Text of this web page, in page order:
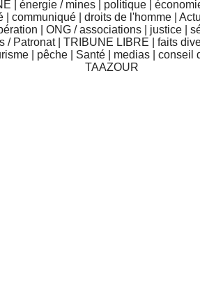
institutions relevant
énergie / mines politique
|communiqué |droits de l'homme |
ONG / associations justice
/ Patronat TRIBUNE LIBRE
faits
pêche Santé medias |conseil
TAAZOUR